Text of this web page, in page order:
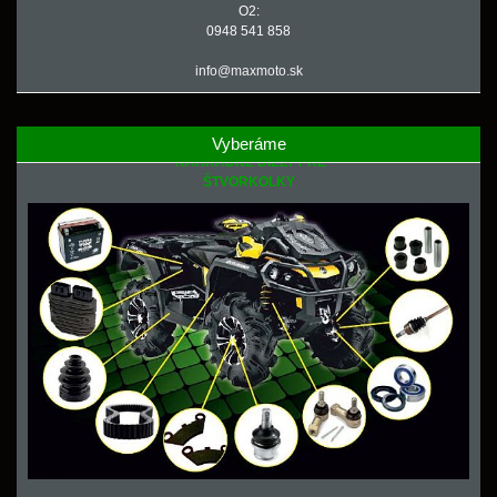
O2:
0948 541 858
info@maxmoto.sk
Vyberáme
NÁHRADNÉ DIELY PRE
ŠTVORKOLKY